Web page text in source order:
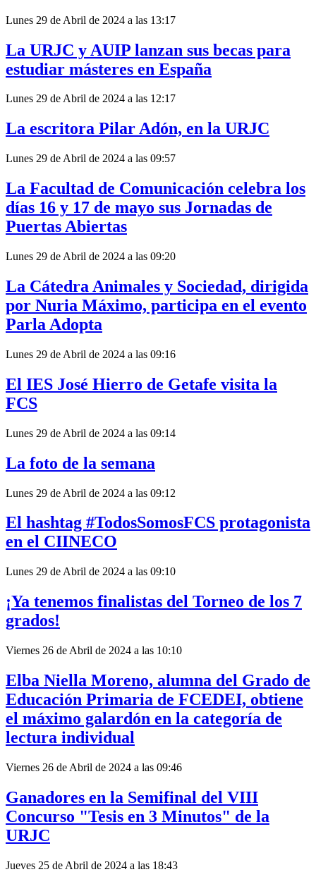
Lunes 29 de Abril de 2024 a las 13:17
La URJC y AUIP lanzan sus becas para
estudiar másteres en España
Lunes 29 de Abril de 2024 a las 12:17
La escritora Pilar Adón, en la URJC
Lunes 29 de Abril de 2024 a las 09:57
La Facultad de Comunicación celebra los
días 16 y 17 de mayo sus Jornadas de
Puertas Abiertas
Lunes 29 de Abril de 2024 a las 09:20
La Cátedra Animales y Sociedad, dirigida
por Nuria Máximo, participa en el evento
Parla Adopta
Lunes 29 de Abril de 2024 a las 09:16
El IES José Hierro de Getafe visita la
FCS
Lunes 29 de Abril de 2024 a las 09:14
La foto de la semana
Lunes 29 de Abril de 2024 a las 09:12
El hashtag #TodosSomosFCS protagonista
en el CIINECO
Lunes 29 de Abril de 2024 a las 09:10
¡Ya tenemos finalistas del Torneo de los 7
grados!
Viernes 26 de Abril de 2024 a las 10:10
Elba Niella Moreno, alumna del Grado de
Educación Primaria de FCEDEI, obtiene
el máximo galardón en la categoría de
lectura individual
Viernes 26 de Abril de 2024 a las 09:46
Ganadores en la Semifinal del VIII
Concurso "Tesis en 3 Minutos" de la
URJC
Jueves 25 de Abril de 2024 a las 18:43